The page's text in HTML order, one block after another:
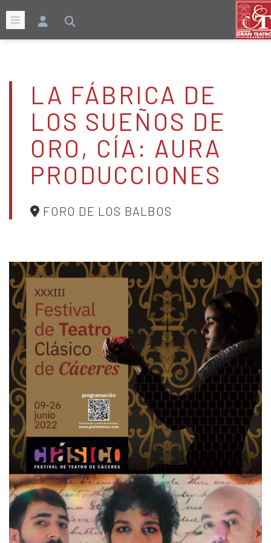
LA FÁBRICA DE
LOS SUEÑOS DE
ORO, CÍA: AURA
PRODUCCIONES
FORO DE LOS BALBOS